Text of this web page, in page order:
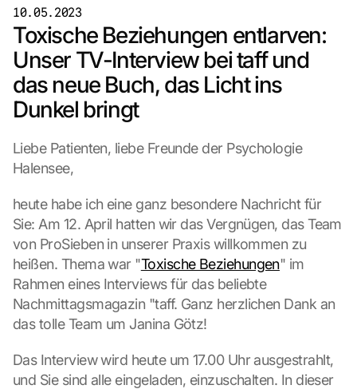
10.05.2023
Toxische Beziehungen entlarven:
Unser TV-Interview bei taff und
das neue Buch, das Licht ins
Dunkel bringt
Liebe Patienten, liebe Freunde der Psychologie
Halensee,
heute habe ich eine ganz besondere Nachricht für
Sie: Am 12. April hatten wir das Vergnügen, das Team
von ProSieben in unserer Praxis willkommen zu
heißen. Thema war "Toxische Beziehungen" im
Rahmen eines Interviews für das beliebte
Nachmittagsmagazin "taff. Ganz herzlichen Dank an
das tolle Team um Janina Götz!
Das Interview wird heute um 17.00 Uhr ausgestrahlt,
und Sie sind alle eingeladen, einzuschalten. In dieser
a
t
e
u
.
a
e
w
e
r
d
n
D
a
e
n